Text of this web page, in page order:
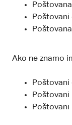
Poštovani
Ako ne znamo
Poštovani
Poštovani
Poštovani